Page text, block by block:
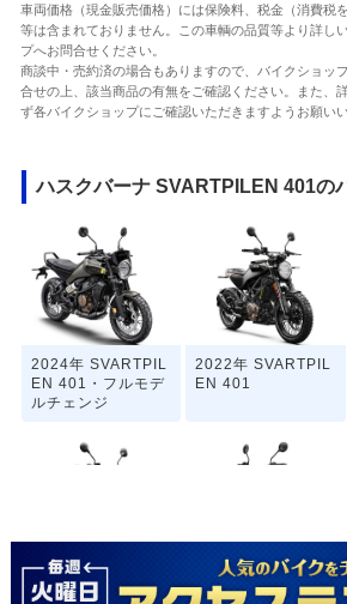
車両価格（現金販売価格）には保険料、税金（消費税
等は含まれておりません。この車輌の品質等より詳し
プへお問合せください。
商談中・売約済の場合もありますので、バイクショッ
合せの上、該当商品の有無をご確認ください。また、
ず各バイクショップにご確認いただきますようお願いい
ハスクバーナ SVARTPILEN 401の
2024年 SVARTPIL
EN 401・フルモデ
ルチェンジ
2022年 SVARTPIL
EN 401
2020年 SVARTPIL
EN 401・マイナー
2018年 SVARTPIL
EN 401・新登場